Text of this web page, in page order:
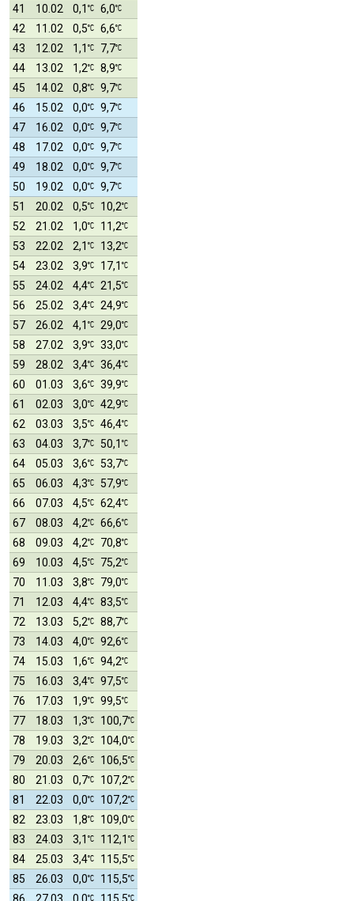
41
10.02 0,1
6,0
42
11.02 0,5
6,6
43
12.02 1,1
7,7
44
13.02 1,2
8,9
45
14.02 0,8
9,7
46
15.02 0,0
9,7
47
16.02 0,0
9,7
48
17.02 0,0
9,7
49
18.02 0,0
9,7
50
19.02 0,0
9,7
51
20.02 0,5
10,2
52
21.02 1,0
11,2
53
22.02 2,1
13,2
54
23.02 3,9
17,1
55
24.02 4,4
21,5
56
25.02 3,4
24,9
57
26.02 4,1
29,0
58
27.02 3,9
33,0
59
28.02 3,4
36,4
60
01.03 3,6
39,9
61
02.03 3,0
42,9
62
03.03 3,5
46,4
63
04.03 3,7
50,1
64
05.03 3,6
53,7
65
06.03 4,3
57,9
66
07.03 4,5
62,4
67
08.03 4,2
66,6
68
09.03 4,2
70,8
69
10.03 4,5
75,2
70
11.03 3,8
79,0
71
12.03 4,4
83,5
72
13.03 5,2
88,7
73
14.03 4,0
92,6
74
15.03 1,6
94,2
75
16.03 3,4
97,5
76
17.03 1,9
99,5
77
18.03 1,3
100,7
78
19.03 3,2
104,0
79
20.03 2,6
106,5
80
21.03 0,7
107,2
81
22.03 0,0
107,2
82
23.03 1,8
109,0
83
24.03 3,1
112,1
84
25.03 3,4
115,5
85
26.03 0,0
115,5